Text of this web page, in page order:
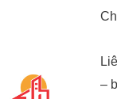
–